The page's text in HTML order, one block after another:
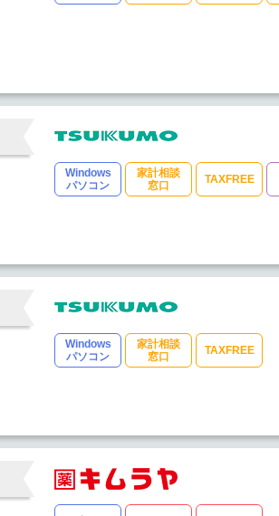
Windows
パソコン
家計相談
窓口
TAXFREE
Windows
パソコン
家計相談
窓口
TAXFREE